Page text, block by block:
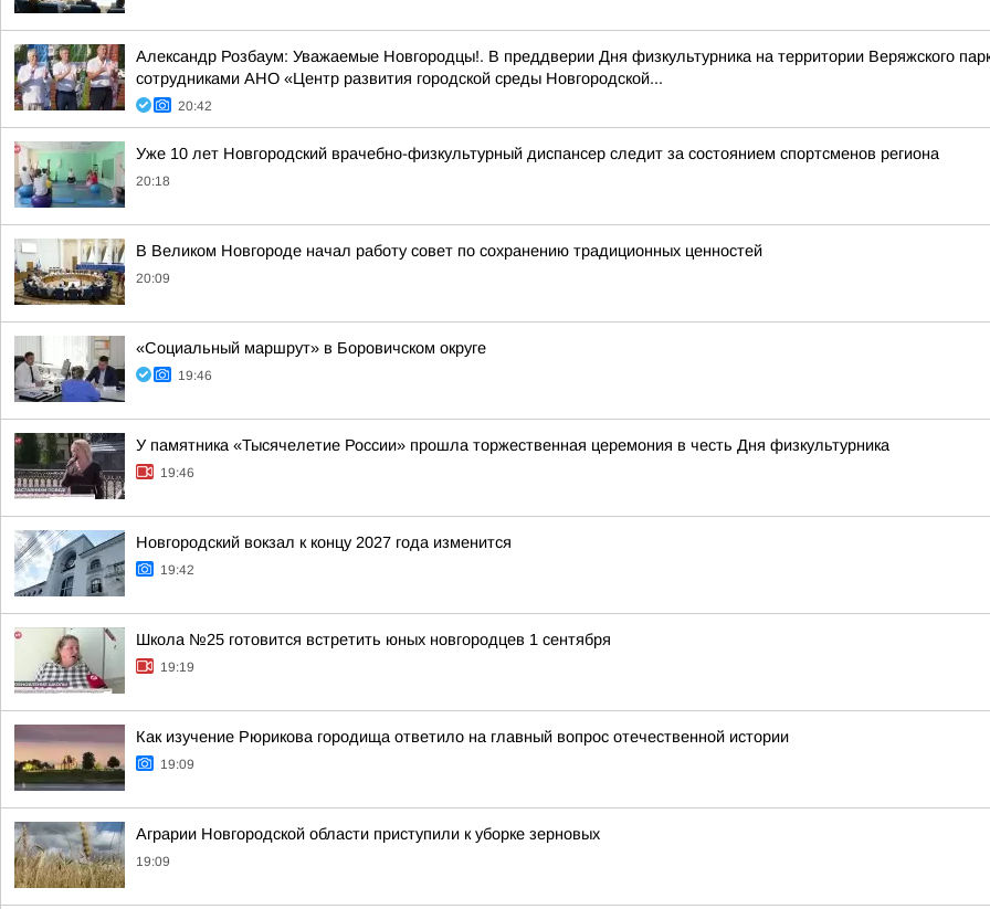
Александр Розбаум: Уважаемые Новгородцы!. В преддверии Дня физкультурника на территории Веряжского
сотрудниками АНО «Центр развития городской среды Новгородской...
20:42
Уже 10 лет Новгородский врачебно-физкультурный диспансер следит за состоянием спортсменов региона
20:18
В Великом Новгороде начал работу совет по сохранению традиционных ценностей
20:09
«Социальный маршрут» в Боровичском округе
19:46
У памятника «Тысячелетие России» прошла торжественная церемония в честь Дня физкультурника
19:46
Новгородский вокзал к концу 2027 года изменится
19:42
Школа №25 готовится встретить юных новгородцев 1 сентября
19:19
Как изучение Рюрикова городища ответило на главный вопрос отечественной истории
19:09
Аграрии Новгородской области приступили к уборке зерновых
19:09